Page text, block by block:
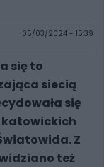
05/03/2024 - 15:39
się to
siecią
się
katowickich
Z
też